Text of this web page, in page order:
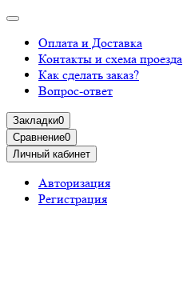
Оплата и Доставка
Контакты и схема проезда
Как сделать заказ?
Вопрос-ответ
Закладки0
Сравнение0
Личный кабинет
Авторизация
Регистрация